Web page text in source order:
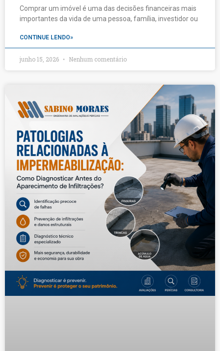
Comprar um imóvel é uma das decisões financeiras mais
importantes da vida de uma pessoa, família, investidor ou
CONTINUE LENDO»
junho 15, 2026 Nenhum comentário